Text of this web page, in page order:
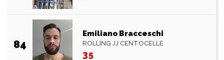
84
Emiliano Bracceschi
ROLLING JJ CENTOCELLE
35